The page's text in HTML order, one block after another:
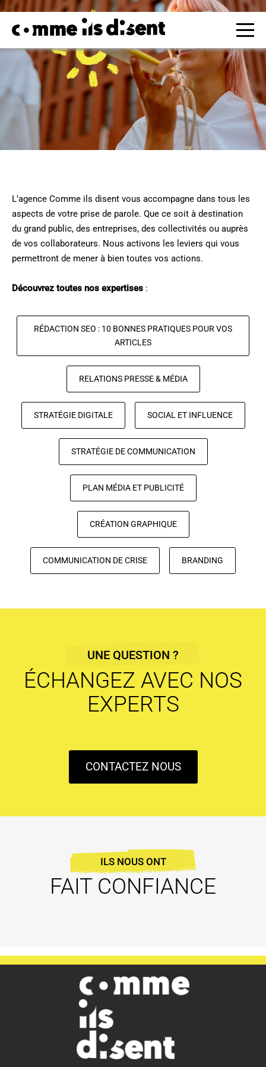
L’agence Comme ils disent vous accompagne dans tous les
aspects de votre prise de parole. Que ce soit à destination
du grand public, des entreprises, des collectivités ou auprès
de vos collaborateurs. Nous activons les leviers qui vous
permettront de mener à bien toutes vos actions.
Découvrez toutes nos expertises :
RÉDACTION SEO : 10 BONNES PRATIQUES POUR VOS
ARTICLES
RELATIONS PRESSE & MÉDIA
STRATÉGIE DIGITALE SOCIAL ET INFLUENCE
STRATÉGIE DE COMMUNICATION
PLAN MÉDIA ET PUBLICITÉ
CRÉATION GRAPHIQUE
COMMUNICATION DE CRISE BRANDING
UNE QUESTION ?
ÉCHANGEZ AVEC NOS
EXPERTS
CONTACTEZ NOUS
ILS NOUS ONT
FAIT CONFIANCE